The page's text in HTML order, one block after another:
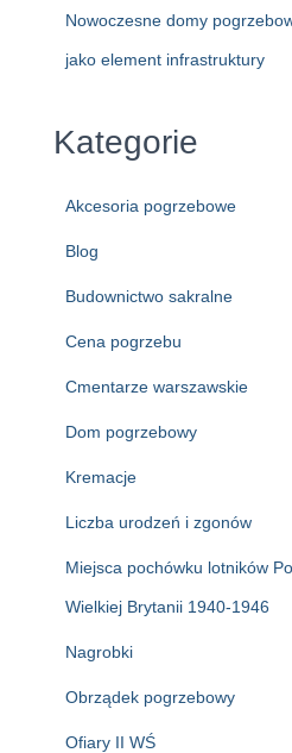
Nowoczesne domy
jako element infrastruktury
Kategorie
Akcesoria pogrzebowe
Blog
Budownictwo sakralne
Cena pogrzebu
Cmentarze warszawskie
Dom pogrzebowy
Kremacje
Liczba urodzeń i zgonów
Miejsca pochówku lotników
Wielkiej Brytanii 1940-1946
Nagrobki
Obrządek pogrzebowy
Ofiary II WŚ